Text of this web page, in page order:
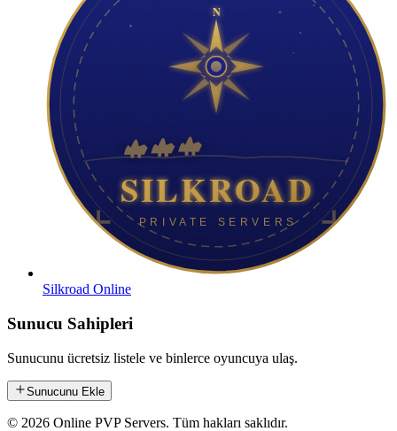
Silkroad Online
Sunucu Sahipleri
Sunucunu ücretsiz listele ve binlerce oyuncuya ulaş.
Sunucunu Ekle
© 2026 Online PVP Servers. Tüm hakları saklıdır.